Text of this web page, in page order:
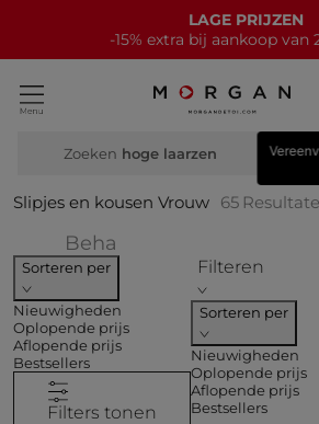
NIEUWE COLLECTIE
15€ korting bij elke aankoop
Zoeken bre
Slipjes en kousen Vrouw 65
Beha
Sorteren per
Nieuwigheden
Oplopende prijs
Aflopende prijs
Bestsellers
Filters tonen
Filteren
Sorteren per
Nieuwigheden
Oplopende prijs
Aflopende prijs
Bestsellers